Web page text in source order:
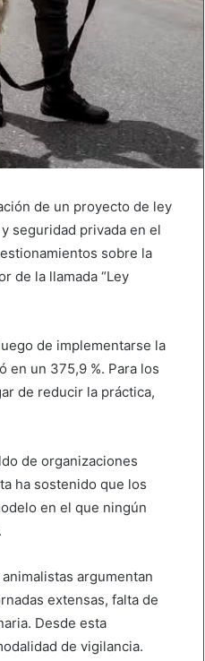
de un proyecto de ley
seguridad privada en el
sobre la
de la llamada “Ley
de implementarse la
en un 375,9 %. Para los
de reducir la práctica,
de organizaciones
ha sostenido que los
en el que ningún
argumentan
extensas, falta de
Desde esta
de vigilancia.